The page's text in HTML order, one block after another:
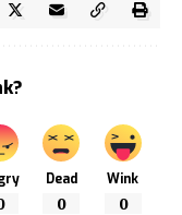
Dead
0
Wink
0